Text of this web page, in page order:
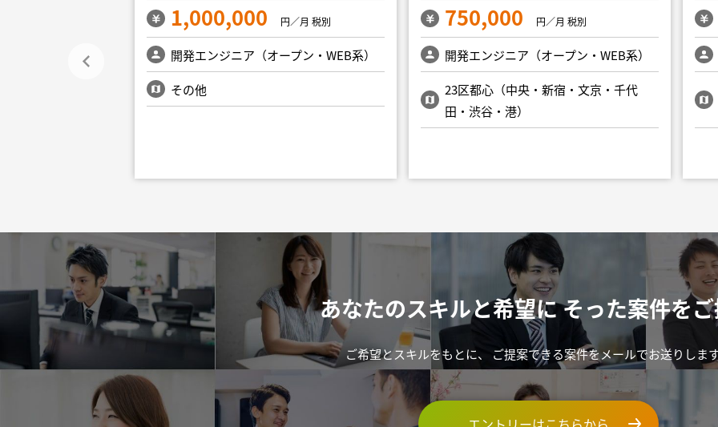
プン・WEB系）
1,000,000 円／月 税別
開発エンジニア（オープン・WEB系）
その他
750,000 円／月 税別
開発エンジニア（オープン・WEB系）
23区都心（中央・新宿・文京・千代
田・渋谷・港）
あなたのスキルと希望にそった案件を
ご希望とスキルをもとに、 ご提案できる案件をメールでお送りしま